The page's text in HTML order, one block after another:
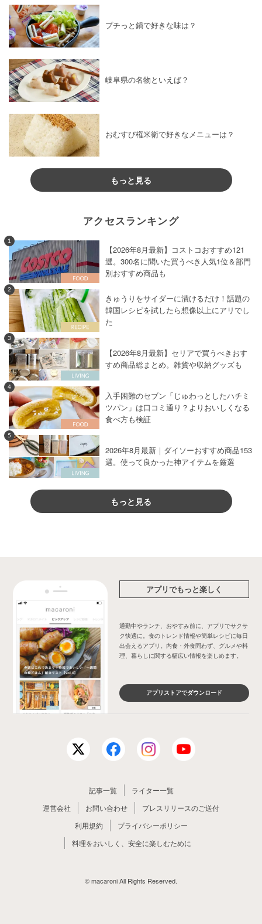
プチっと鍋で好きな味は？
岐阜県の名物といえば？
おむすび権米衛で好きなメニューは？
もっと見る
アクセスランキング
1
【2026年8月最新】コストコおすすめ121
選。300名に聞いた買うべき人気1位＆部門
別おすすめ商品も
2
きゅうりをサイダーに漬けるだけ！話題の
韓国レシピを試したら想像以上にアリでし
た
3
【2026年8月最新】セリアで買うべきおす
すめ商品総まとめ。雑貨や収納グッズも
4
入手困難のセブン「じゅわっとしたハチミ
ツパン」は口コミ通り？よりおいしくなる
食べ方も検証
5
2026年8月最新｜ダイソーおすすめ商品153
選。使って良かった神アイテムを厳選
もっと見る
アプリでもっと楽しく
通勤中やランチ、おやすみ前に、アプリでサクサ
ク快適に。食のトレンド情報や簡単レシピに毎日
出会えるアプリ。内食・外食問わず、グルメや料
理、暮らしに関する幅広い情報を楽しめます。
アプリストアでダウンロード
記事一覧
ライター一覧
運営会社
お問い合わせ
プレスリリースのご送付
利用規約
プライバシーポリシー
料理をおいしく、安全に楽しむために
© macaroni All Rights Reserved.